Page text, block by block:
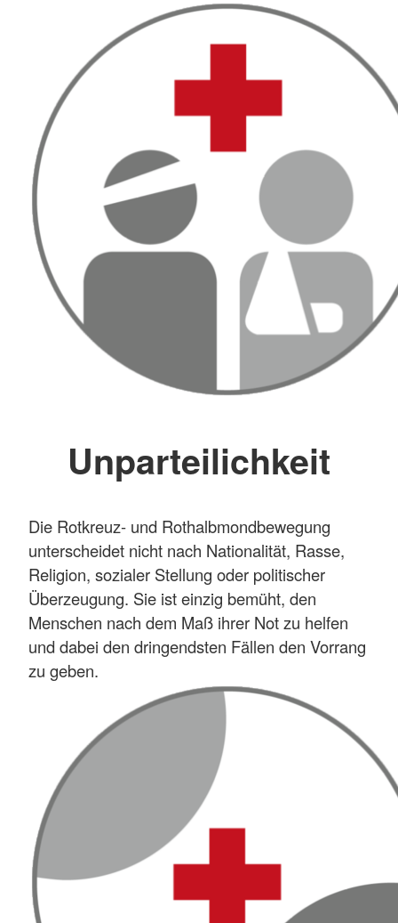
Unparteilichkeit
Die Rotkreuz- und Rothalbmondbewegung
unterscheidet nicht nach Nationalität, Rasse,
Religion, sozialer Stellung oder politischer
Überzeugung. Sie ist einzig bemüht, den
Menschen nach dem Maß ihrer Not zu helfen
und dabei den dringendsten Fällen den Vorrang
zu geben.